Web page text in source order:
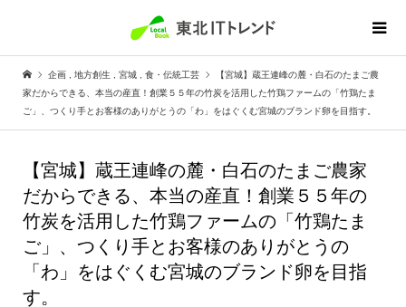
企画 地方創生 宮城 食・伝統工芸
【宮城】蔵王連峰の麓・白石のたまご農
家だからできる、本当の産直！創業５５年の竹炭を活用した竹鶏ファームの「竹鶏たま
ご」、つくり手とお客様のありがとうの「わ」をはぐくむ宮城のブランド卵を目指す。
【宮城】蔵王連峰の麓・白石のたまご農家
だからできる、本当の産直！創業５５年の
竹炭を活用した竹鶏ファームの「竹鶏たま
ご」、つくり手とお客様のありがとうの
「わ」をはぐくむ宮城のブランド卵を目指
す。